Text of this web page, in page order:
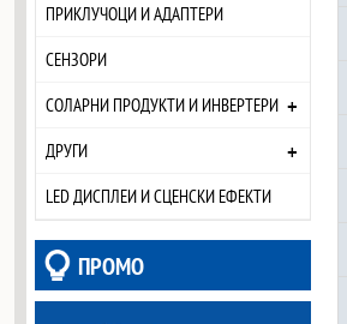
ПРИКЛУЧОЦИ И АДАПТЕРИ
СЕНЗОРИ
СОЛАРНИ ПРОДУКТИ И ИНВЕРТЕРИ +
ДРУГИ +
LED ДИСПЛЕИ И СЦЕНСКИ ЕФЕКТИ
ПРОМО